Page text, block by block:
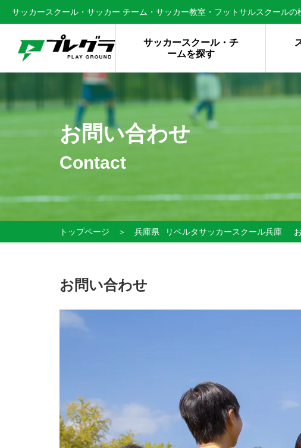
サッカースクール・サッカー チーム・サッカー教室・フットサルスクールの
サッカースクール・チ
ームを探す
お問い合わせ
Contact
トップページ ＞ 兵庫県 リベルタサッカースクール兵庫
お問い合わせ